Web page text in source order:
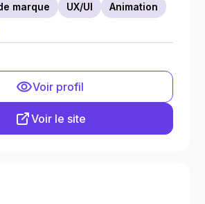
marque
UX/UI
Animation
Voir profil
Voir le site